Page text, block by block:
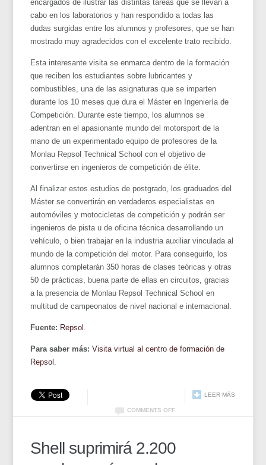
encargados de ilustrar las distintas tareas que se llevan a
cabo en los laboratorios y han respondido a todas las
dudas surgidas entre los alumnos y profesores, que se han
mostrado muy agradecidos con el excelente trato recibido.
Esta interesante visita se enmarca dentro de la formación
que reciben los estudiantes sobre lubricantes y
combustibles, una de las asignaturas que se imparten
durante los 10 meses que dura el Máster en Ingeniería de
Competición. Durante este tiempo, los alumnos se
adentran en el apasionante mundo del motorsport de la
mano de un experimentado equipo de profesores de la
Monlau Repsol Technical School con el objetivo de
convertirse en ingenieros de competición de élite.
Al finalizar estos estudios de postgrado, los graduados del
Máster se convertirán en verdaderos especialistas en
automóviles y motocicletas de competición y podrán ser
ingenieros de pista u de oficina técnica desarrollando un
vehículo, o bien trabajar en la industria auxiliar vinculada al
mundo de la competición del motor. Para conseguirlo, los
alumnos completarán 350 horas de clases teóricas y otras
50 de prácticas, buena parte de ellas en circuitos, gracias
a la presencia de Monlau Repsol Technical School en
multitud de campeonatos de nivel nacional e internacional.
Fuente: Repsol
Para saber más: Visita virtual al centro de formación de
Repsol
LEER MÁS
COMMENTS OFF
Shell suprimirá 2.200